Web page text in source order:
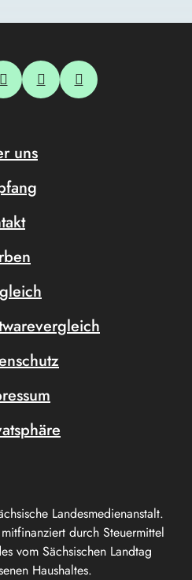
Landesmedienanstalt.
durch Steuermittel
vom Sächsischen Landtag
Haushaltes.
uns